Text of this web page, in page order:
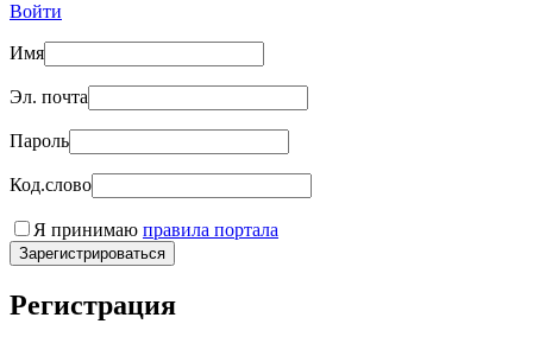
Войти
Имя
Эл. почта
Пароль
Код.слово
Я принимаю правила портала
Зарегистрироваться
Регистрация